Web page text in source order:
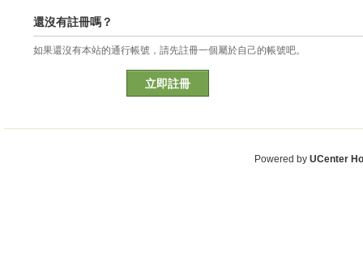
還沒有註冊嗎？
如果還沒有本站的通行帳號，請先註冊一個屬於自己的帳號吧。
立即註冊
Powered by UCenter